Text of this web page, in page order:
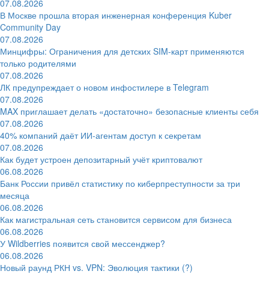
07.08.2026
В Москве прошла вторая инженерная конференция Kuber
Community Day
07.08.2026
Минцифры: Ограничения для детских SIM-карт применяются
только родителями
07.08.2026
ЛК предупреждает о новом инфостилере в Telegram
07.08.2026
MAX приглашает делать «достаточно» безопасные клиенты себя
07.08.2026
40% компаний даёт ИИ‑агентам доступ к секретам
07.08.2026
Как будет устроен депозитарный учёт криптовалют
06.08.2026
Банк России привёл статистику по киберпреступности за три
месяца
06.08.2026
Как магистральная сеть становится сервисом для бизнеса
06.08.2026
У Wildberries появится свой мессенджер?
06.08.2026
Новый раунд РКН vs. VPN: Эволюция тактики (?)